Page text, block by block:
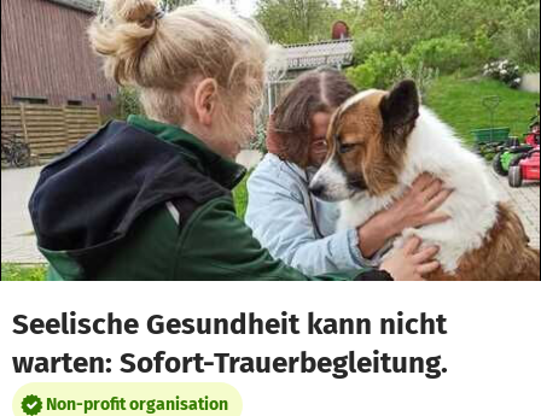
Skip to main content
Show accessibility statement
Seelische Gesundheit kann nicht
warten: Sofort-Trauerbegleitung.
Non-profit organisation